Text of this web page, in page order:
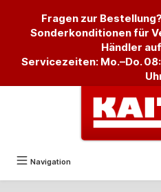
Fragen zur
Sonderkonditionen für
Händler
Servicezeiten: Mo.–Do.
Navigation